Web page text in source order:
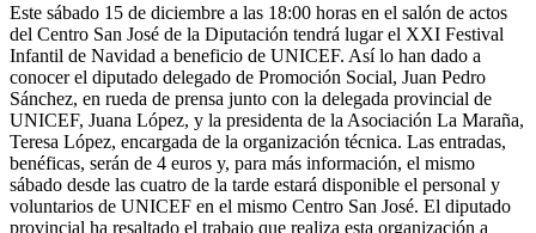
Este sábado 15 de diciembre a las 18:00 horas en el salón de actos
del Centro San José de la Diputación tendrá lugar el XXI Festival
Infantil de Navidad a beneficio de UNICEF. Así lo han dado a
conocer el diputado delegado de Promoción Social, Juan Pedro
Sánchez, en rueda de prensa junto con la delegada provincial de
UNICEF, Juana López, y la presidenta de la Asociación La Maraña,
Teresa López, encargada de la organización técnica. Las entradas,
benéficas, serán de 4 euros y, para más información, el mismo
sábado desde las cuatro de la tarde estará disponible el personal y
voluntarios de UNICEF en el mismo Centro San José. El diputado
provincial ha resaltado el trabajo que realiza esta organización a